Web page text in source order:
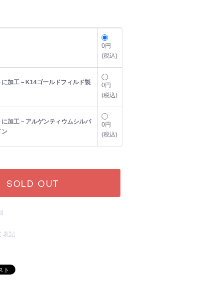
0円
(税込)
加工－K14ゴールドフィルド製
0円
(税込)
加工－アルゲンティウムシルバ
ン
0円
(税込)
SOLD OUT
表記